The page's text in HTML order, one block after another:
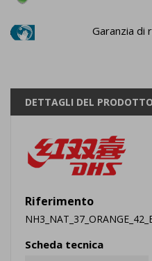
Garanzia di
DETTAGLI DEL PRODOTTO
Riferimento
Scheda tecnica